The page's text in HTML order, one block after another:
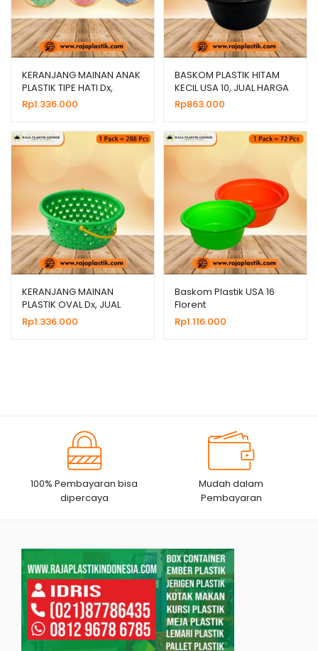
KERANJANG MAINAN ANAK
PLASTIK TIPE HATI Dx,
HARGA GROSIR
Rp1.336.000
BASKOM PLASTIK HITAM
KECIL USA 10, JUAL HARGA
GROSIR MURAH
Rp863.000
KERANJANG MAINAN
PLASTIK OVAL Dx, JUAL
HARGA GROSIR MURAH
Rp1.336.000
Baskom Plastik USA 16
Florent
Rp1.116.000
100% Pembayaran bisa
dipercaya
Mudah dalam
Pembayaran